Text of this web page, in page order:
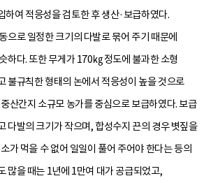
하여 적응성을 검토한 후 생산·보급하였다.
으로 일정한 크기의 다발로 묶어 주기 때문에
하다. 또한 무게가 170㎏ 정도에 불과한 소형
불규칙한 형태의 논에서 적응성이 높을 것으로
산간지 소규모 농가를 중심으로 보급하였다. 보급
다발의 크기가 작으며, 합성수지 끈의 경우 볏짚을
가 먹을 수 없어 일일이 풀어 주어야 한다는 등의
많을 때는 1년에 1만여 대가 공급되었고,